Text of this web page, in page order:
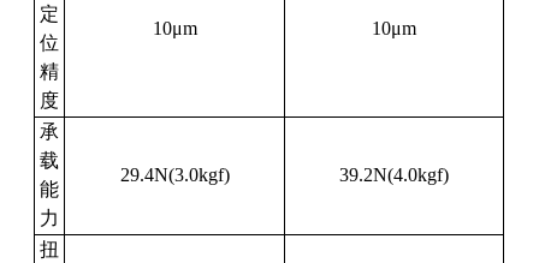
定
位
精
度
10μm 10μm
承
载
能
力
29.4N(3.0kgf) 39.2N(4.0kgf)
扭